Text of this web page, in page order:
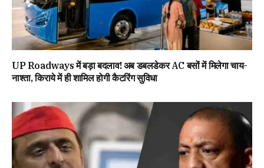
UP Roadways में बड़ा बदलाव! अब डबलडेकर AC बसों में मिलेगा चाय-
नाश्ता, किराये में ही शामिल होगी कैटरिंग सुविधा